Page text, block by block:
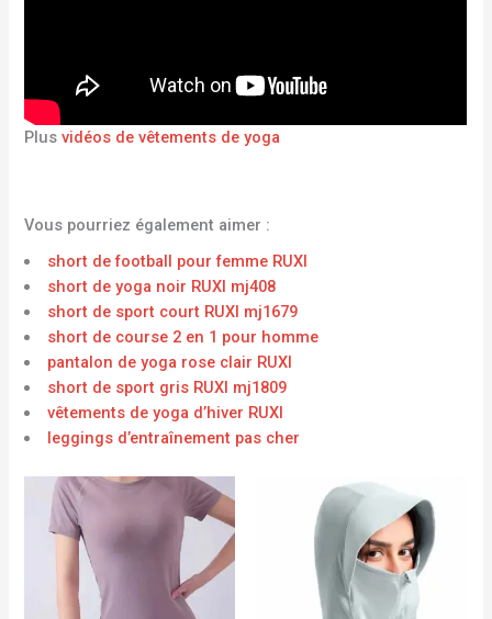
Plusvidéos de vêtements de yoga
Vous pourriez également aimer :
short de football pour femme RUXI
short de yoga noir RUXI mj408
short de sport court RUXI mj1679
short de course 2 en 1 pour homme
pantalon de yoga rose clair RUXI
short de sport gris RUXI mj1809
vêtements de yoga d’hiver RUXI
leggings d’entraînement pas cher